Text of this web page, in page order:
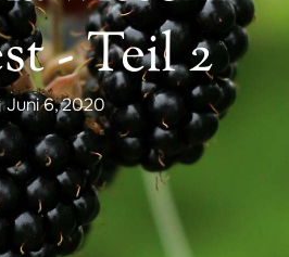
- Teil 2
Juni 6, 2020